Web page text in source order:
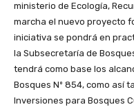
ministerio de Ecología,
marcha el nuevo proyecto
iniciativa se pondrá en
la Subsecretaría de
tendrá como base los
Bosques Nº 854, como así
Inversiones para Bosques